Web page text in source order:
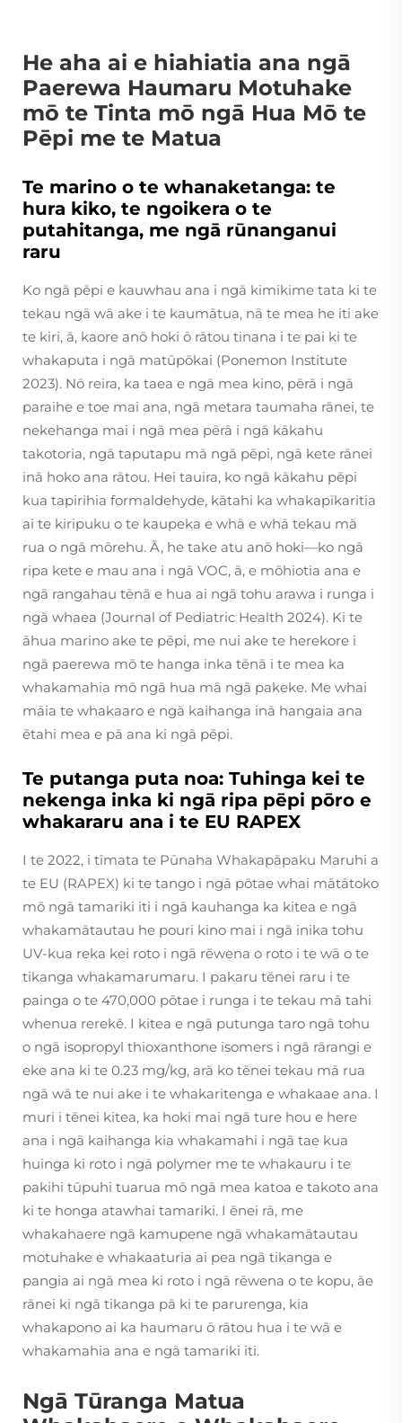
He aha ai e hiahiatia ana ngā
Paerewa Haumaru Motuhake
mō te Tinta mō ngā Hua Mō te
Pēpi me te Matua
Te marino o te whanaketanga: te
hura kiko, te ngoikera o te
putahitanga, me ngā rūnanganui
raru
Ko ngā pēpi e kauwhau ana i ngā kimikime tata ki te
tekau ngā wā ake i te kaumātua, nā te mea he iti ake
te kiri, ā, kaore anō hoki ō rātou tinana i te pai ki te
whakaputa i ngā matūpōkai (Ponemon Institute
2023). Nō reira, ka taea e ngā mea kino, pērā i ngā
paraihe e toe mai ana, ngā metara taumaha rānei, te
nekehanga mai i ngā mea pērā i ngā kākahu
takotoria, ngā taputapu mā ngā pēpi, ngā kete rānei
inā hoko ana rātou. Hei tauira, ko ngā kākahu pēpi
kua tapirihia formaldehyde, kātahi ka whakapīkaritia
ai te kiripuku o te kaupeka e whā e whā tekau mā
rua o ngā mōrehu. Ā, he take atu anō hoki—ko ngā
ripa kete e mau ana i ngā VOC, ā, e mōhiotia ana e
ngā rangahau tēnā e hua ai ngā tohu arawa i runga i
ngā whaea (Journal of Pediatric Health 2024). Ki te
āhua marino ake te pēpi, me nui ake te herekore i
ngā paerewa mō te hanga inka tēnā i te mea ka
whakamahia mō ngā hua mā ngā pakeke. Me whai
māia te whakaaro e ngā kaihanga inā hangaia ana
ētahi mea e pā ana ki ngā pēpi.
Te putanga puta noa: Tuhinga kei te
nekenga inka ki ngā ripa pēpi pōro e
whakararu ana i te EU RAPEX
I te 2022, i tīmata te Pūnaha Whakapāpaku Maruhi a
te EU (RAPEX) ki te tango i ngā pōtae whai mātātoko
mō ngā tamariki iti i ngā kauhanga ka kitea e ngā
whakamātautau he pouri kino mai i ngā inika tohu
UV-kua reka kei roto i ngā rēwena o roto i te wā o te
tikanga whakamarumaru. I pakaru tēnei raru i te
painga o te 470,000 pōtae i runga i te tekau mā tahi
whenua rerekē. I kitea e ngā putunga taro ngā tohu
o ngā isopropyl thioxanthone isomers i ngā rārangi e
eke ana ki te 0.23 mg/kg, arā ko tēnei tekau mā rua
ngā wā te nui ake i te whakaritenga e whakaae ana. I
muri i tēnei kitea, ka hoki mai ngā ture hou e here
ana i ngā kaihanga kia whakamahi i ngā tae kua
huinga ki roto i ngā polymer me te whakauru i te
pakihi tūpuhi tuarua mō ngā mea katoa e takoto ana
ki te honga atawhai tamariki. I ēnei rā, me
whakahaere ngā kamupene ngā whakamātautau
motuhake e whakaaturia ai pea ngā tikanga e
pangia ai ngā mea ki roto i ngā rēwena o te kopu, āe
rānei ki ngā tikanga pā ki te parurenga, kia
whakapono ai ka haumaru ō rātou hua i te wā e
whakamahia ana e ngā tamariki iti.
Ngā Tūranga Matua